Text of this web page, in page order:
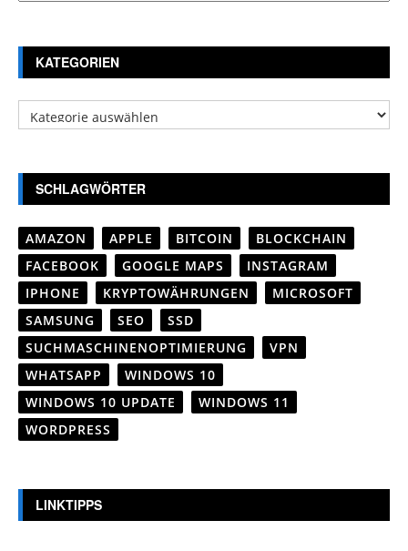
KATEGORIEN
Kategorien
SCHLAGWÖRTER
AMAZON APPLE BITCOIN
BLOCKCHAIN
FACEBOOK
GOOGLE MAPS
INSTAGRAM
IPHONE
KRYPTOWÄHRUNGEN
MICROSOFT
SAMSUNG
SEO
SSD
SUCHMASCHINENOPTIMIERUNG
VPN
WHATSAPP
WINDOWS 10
WINDOWS 10 UPDATE
WINDOWS 11
WORDPRESS
LINKTIPPS